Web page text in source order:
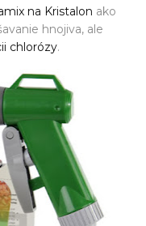
na Kristalon ako
hnojiva, ale
chlorózy.